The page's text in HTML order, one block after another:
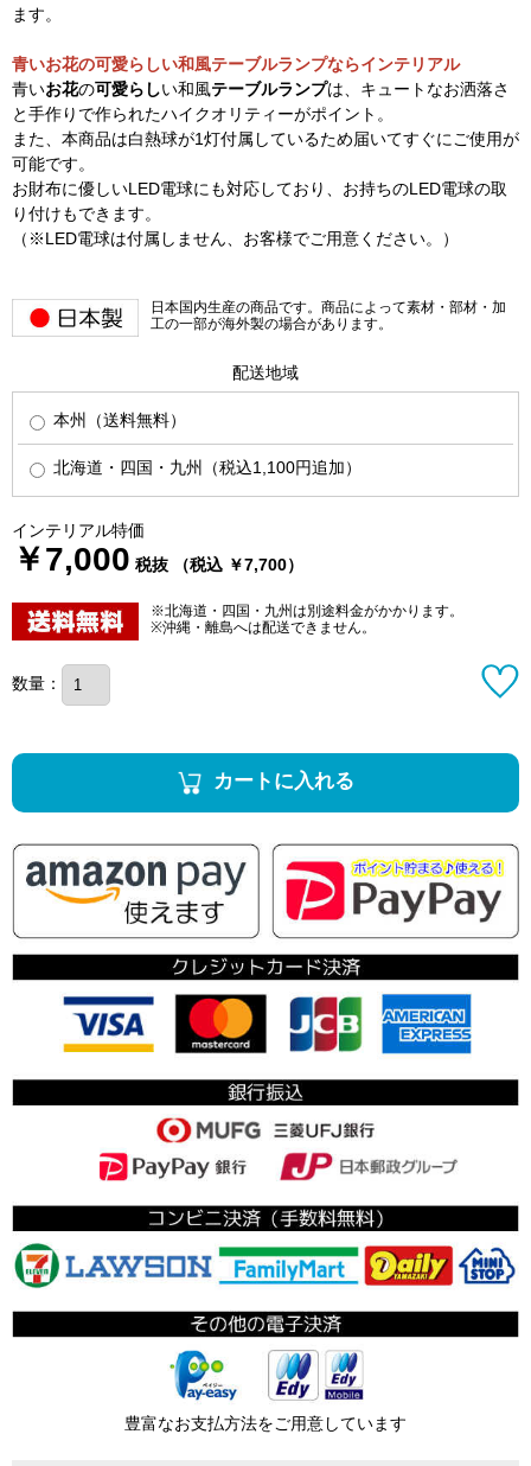
ます。
青いお花の可愛らしい和風テーブルランプならインテリアル
青いお花の可愛らしい和風テーブルランプは、キュートなお洒落さ
と手作りで作られたハイクオリティーがポイント。
また、本商品は白熱球が1灯付属しているため届いてすぐにご使用が
可能です。
お財布に優しいLED電球にも対応しており、お持ちのLED電球の取
り付けもできます。
（※LED電球は付属しません、お客様でご用意ください。）
日本国内生産の商品です。商品によって素材・部材・加
工の一部が海外製の場合があります。
配送地域
本州（送料無料）
北海道・四国・九州（税込1,100円追加）
インテリアル特価
￥7,000 税抜 （税込 ￥7,700）
※北海道・四国・九州は別途料金がかかります。
※沖縄・離島へは配送できません。
数量：
カートに入れる
豊富なお支払方法をご用意しています